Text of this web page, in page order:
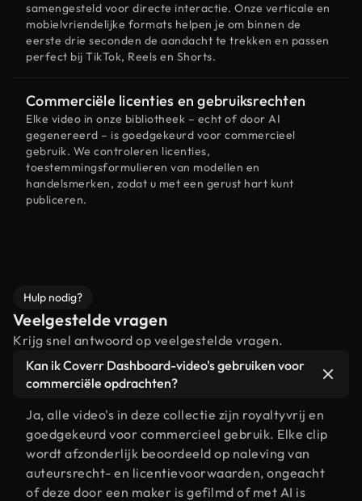
samengesteld voor directe interactie. Onze verticale en
mobielvriendelijke formats helpen je om binnen de
eerste drie seconden de aandacht te trekken en passen
perfect bij TikTok, Reels en Shorts.
Commerciële licenties en gebruiksrechten
Elke video in onze bibliotheek – echt of door AI
gegenereerd – is goedgekeurd voor commercieel
gebruik. We controleren licenties,
toestemmingsformulieren van modellen en
handelsmerken, zodat u met een gerust hart kunt
publiceren.
Hulp nodig?
Veelgestelde vragen
Krijg snel antwoord op veelgestelde vragen.
Kan ik Coverr Dashboard-video's gebruiken voor
commerciële opdrachten?
Ja, alle video's in deze collectie zijn royaltyvrij en
goedgekeurd voor commercieel gebruik. Elke clip
wordt afzonderlijk beoordeeld op naleving van
auteursrecht- en licentievoorwaarden, ongeacht
of deze door een maker is gefilmd of met AI is